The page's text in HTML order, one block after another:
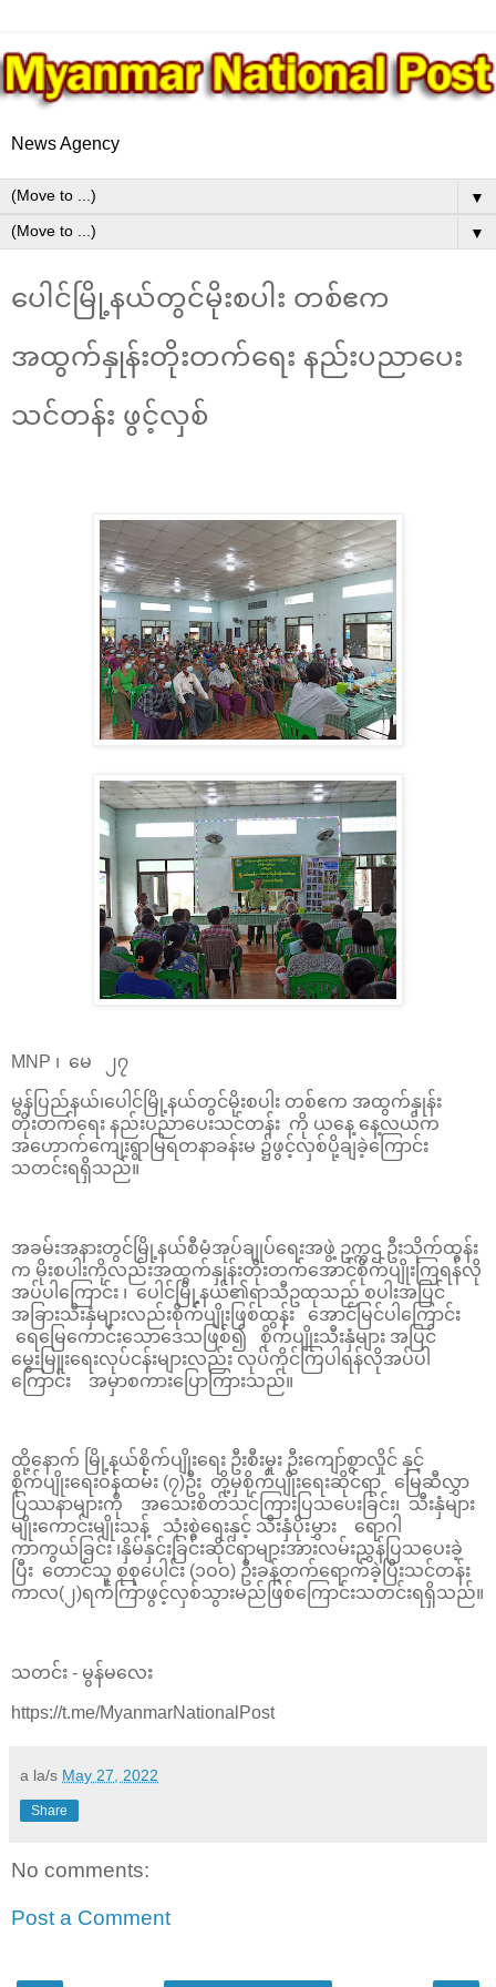
News Agency
▼
▼
ပေါင်မြို့နယ်တွင်မိုးစပါး တစ်ဧက
အထွက်နှုန်းတိုးတက်ရေး နည်းပညာပေး
သင်တန်း ဖွင့်လှစ်
MNP ၊ မေ ၂၇
မွန်ပြည်နယ်၊ပေါင်မြို့နယ်တွင်မိုးစပါး တစ်ဧက အထွက်နှုန်း
တိုးတက်ရေး နည်းပညာပေးသင်တန်း ကို ယနေ့ နေ့လယ်က
အဟောက်ကျေးရွာမြရတနာခန်းမ ၌ဖွင့်လှစ်ပို့ချခဲ့ကြောင်း
သတင်းရရှိသည်။
အခမ်းအနားတွင်မြို့နယ်စီမံအုပ်ချုပ်ရေးအဖွဲ့ ဥက္ကဌ ဦးသိုက်ထွန်း
က မိုးစပါးကိုလည်းအထွက်နှုန်းတိုးတက်အောင်စိုက်ပျိုးကြရန်လို
အပ်ပါကြောင်း ၊ ပေါင်မြို့နယ်၏ရာသီဥထုသည် စပါးအပြင်
အခြားသီးနှံများလည်းစိုက်ပျိုးဖြစ်ထွန်း အောင်မြင်ပါကြောင်း
ရေမြေကောင်းသောဒေသဖြစ်၍ စိုက်ပျိုးသီးနှံများ အပြင်
မွေးမြူးရေးလုပ်ငန်းများလည်း လုပ်ကိုင်ကြပါရန်လိုအပ်ပါ
ကြောင်း အမှာစကားပြောကြားသည်။
ထို့နောက် မြို့နယ်စိုက်ပျိုးရေး ဦးစီးမှုး ဦးကျော်စွာလှိုင် နှင့်
စိုက်ပျိုးရေးဝန်ထမ်း (၇)ဦး တို့မှစိုက်ပျိုးရေးဆိုင်ရာ မြေဆီလွှာ
ပြဿနာများကို အသေးစိတ်သင်ကြားပြသပေးခြင်း၊ သီးနှံများ
မျိုးကောင်းမျိုးသန့် သုံးစွဲရေးနှင့် သီးနှံပိုးမွှား ရောဂါ
ကာကွယ်ခြင်း ၊နှိမ်နှင်းခြင်းဆိုင်ရာများအားလမ်းညွှန်ပြသပေးခဲ့
ပြီး တောင်သူ စုစုပေါင်း (၁ဝဝ) ဦးခန့်တက်ရောက်ခဲ့ပြီးသင်တန်း
ကာလ(၂)ရက်ကြာဖွင့်လှစ်သွားမည်ဖြစ်ကြောင်းသတင်းရရှိသည်။
သတင်း - မွန်မလေး
https://t.me/MyanmarNationalPost
a la/s May 27, 2022
Share
No comments:
Post a Comment